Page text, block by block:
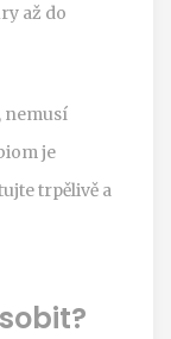
až do
nemusí
je
trpělivě a